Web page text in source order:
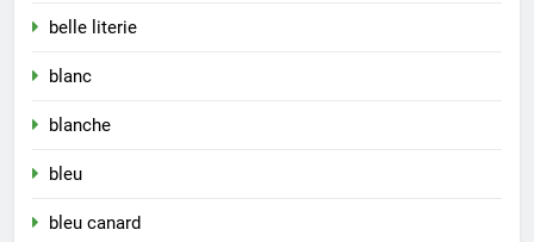
belle literie
blanc
blanche
bleu
bleu canard